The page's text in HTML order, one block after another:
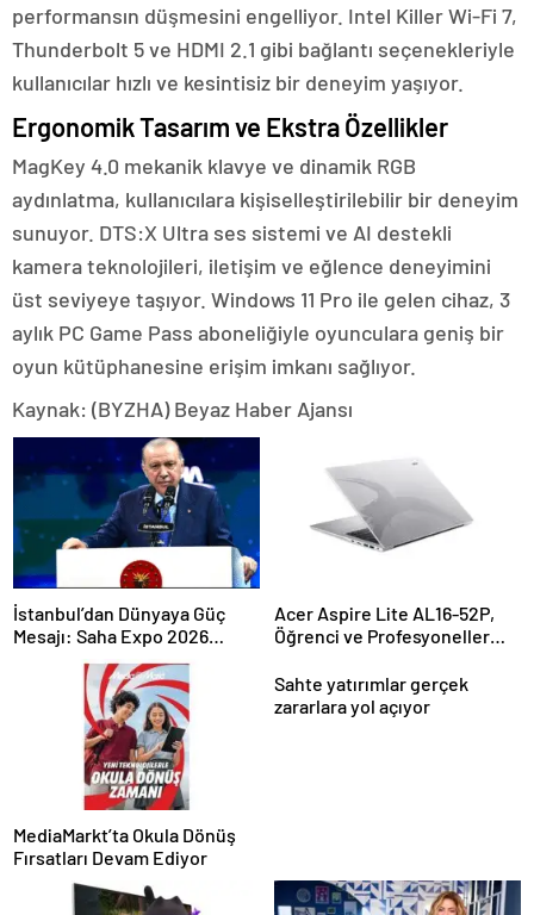
performansın düşmesini engelliyor. Intel Killer Wi-Fi 7,
Thunderbolt 5 ve HDMI 2.1 gibi bağlantı seçenekleriyle
kullanıcılar hızlı ve kesintisiz bir deneyim yaşıyor.
Ergonomik Tasarım ve Ekstra Özellikler
MagKey 4.0 mekanik klavye ve dinamik RGB
aydınlatma, kullanıcılara kişiselleştirilebilir bir deneyim
sunuyor. DTS:X Ultra ses sistemi ve AI destekli
kamera teknolojileri, iletişim ve eğlence deneyimini
üst seviyeye taşıyor. Windows 11 Pro ile gelen cihaz, 3
aylık PC Game Pass aboneliğiyle oyunculara geniş bir
oyun kütüphanesine erişim imkanı sağlıyor.
Kaynak: (BYZHA) Beyaz Haber Ajansı
İstanbul’dan Dünyaya Güç
Mesajı: Saha Expo 2026
Rekorlarla Kapılarını Kapattı
Acer Aspire Lite AL16-52P,
Öğrenci ve Profesyoneller
MediaMarkt’ta Okula Dönüş
Fırsatları Devam Ediyor
Sahte yatırımlar gerçek
zararlara yol açıyor